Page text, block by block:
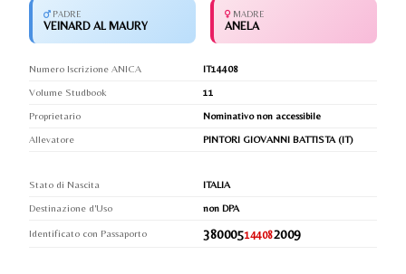
PADRE
VEINARD AL MAURY
MADRE
ANELA
Numero Iscrizione ANICA
IT14408
Volume Studbook
11
Proprietario
Nominativo non accessibile
Allevatore
PINTORI GIOVANNI BATTISTA (IT)
Stato di Nascita
ITALIA
Destinazione d'Uso
non DPA
Identificato con Passaporto 380005144082009